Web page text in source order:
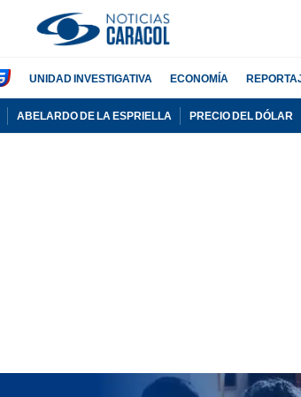
UNIDAD INVESTIGATIVA ECONOMÍA
ABELARDO DE LA ESPRIELLA PRECIO DEL DÓLAR